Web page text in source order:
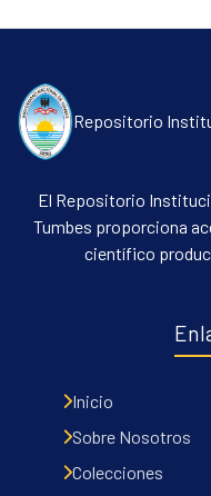
Communities & Collections
All of DSpace
Statistics
Contacto
Repositorio
El Repositorio
Tumbes proporciona
científico
Inicio
Sobre Nosotros
Colecciones